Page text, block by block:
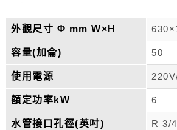
外觀尺寸 Φ mm W×H
容量(加侖) 50
使用電源
額定功率kW 6
水管接口孔徑(英吋) R 3/4